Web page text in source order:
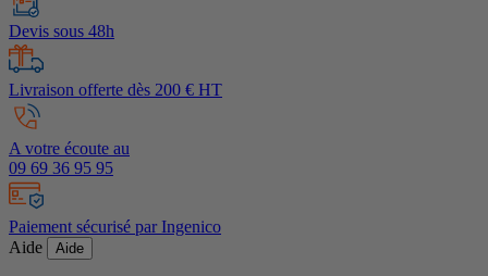
Devis sous 48h
Livraison offerte dès 200 € HT
A votre écoute au
09 69 36 95 95
Paiement sécurisé par Ingenico
Aide
Aide